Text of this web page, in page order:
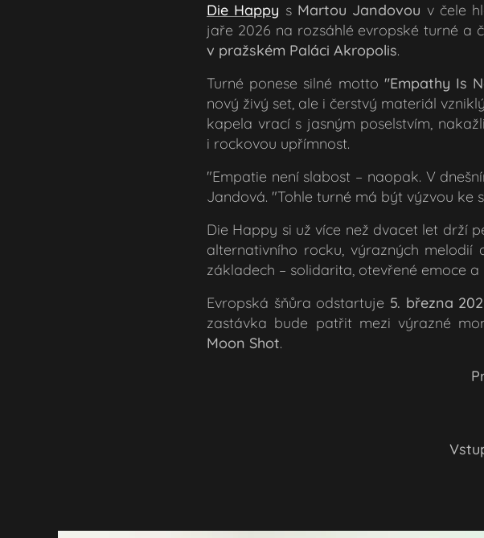
Die Happy s Martou Jandovou v čele
jaře 2026 na rozsáhlé evropské turné a
v pražském Paláci Akropolis.
Turné ponese silné motto "Empathy Is
nový živý set, ale i čerstvý materiál
kapela vrací s jasným poselstvím,
i rockovou upřímnost.
"Empatie není slabost – naopak. V
Jandová. "Tohle turné má být výzvou ke
Die Happy si už více než dvacet let drží
alternativního rocku, výrazných
základech – solidarita, otevřené emoce
Evropská šňůra odstartuje 5. března
zastávka bude patřit mezi výrazné
Moon Shot.